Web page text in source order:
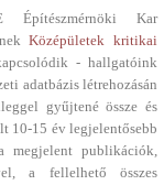
Kar
Középületek kritikai
- hallgatóink
adatbázis létrehozásán
gyűjtené össze és
10-15 év legjelentősebb
megjelent publikációk,
a fellelhető összes